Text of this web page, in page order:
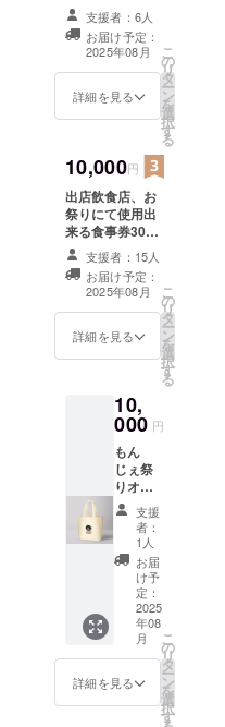
幅50/袖
丈22/丸
胴仕様
・
身丈77/
身幅58/
袖丈24/
丸胴仕
様 ※商
品生地
の特性
によっ
て１-２
㎝前後
の誤差
が生じ
ます
メッセージ ※こ
のリターンは応
援プランA、応
援プランBのリ
ターンと同じ内
容になります。
支援者：6人
お届け予定：
2025年08月
詳細を見る
こ
の
リ
タ
ー
ン
を
選
択
す
る
10,000円
出店飲食店、お
祭りにて使用出
来る食事券3000
円
支援者：15人
お届け予定：
2025年08月
詳細を見る
こ
の
リ
タ
ー
ン
を
選
択
す
る
10,
000 円
もん
じぇ祭
りオリ
ジナル
トート
バッグ
本体/役
450×H3
60×D13
0(mm)
持ち手/
W35×5
60(mm)
支援
者：
1人
お届
け予
定：
2025
年08
月
詳細を見る
こ
の
リ
タ
ー
ン
を
選
択
す